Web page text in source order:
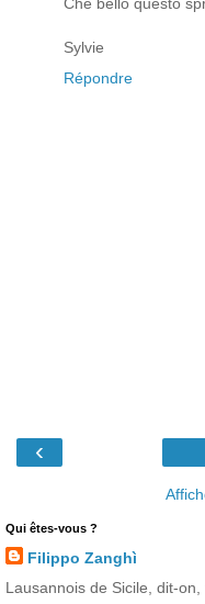
Sylvie
Répondre
‹
Qui êtes-vous ?
Filippo Zanghì
Lausannois de Sicile, dit-